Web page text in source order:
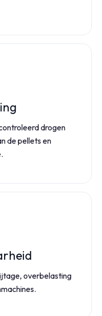
drogen
de pellets en
overbelasting